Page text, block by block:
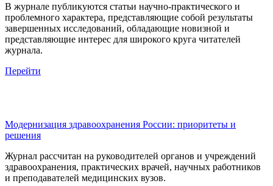
В журнале публикуются статьи научно-практического и
проблемного характера, представляющие собой результаты
завершенных исследований, обладающие новизной и
представляющие интерес для широкого круга читателей
журнала.
Перейти
Модернизация здравоохранения России: приоритеты и
решения
Журнал рассчитан на руководителей органов и учреждений
здравоохранения, практических врачей, научных работников
и преподавателей медицинских вузов.